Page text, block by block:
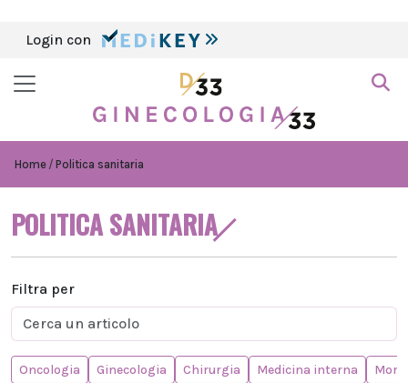
Login con
Home Politica sanitaria
POLITICA SANITARIA
Filtra per
Oncologia Ginecologia Chirurgia Medicina interna